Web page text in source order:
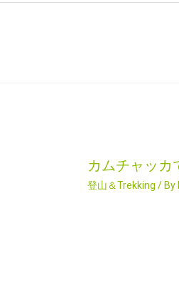
カムチャッカ
登山＆Trekking / By